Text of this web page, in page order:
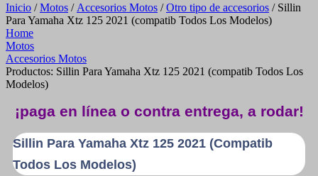
Inicio /Motos / Accesorios Motos /Otro tipo de accesorios / Sillin
Para Yamaha Xtz 125 2021 (compatib Todos Los Modelos)
Home
Motos
Accesorios Motos
Productos: Sillin Para Yamaha Xtz 125 2021 (compatib Todos Los
Modelos)
¡paga en línea o contra entrega, a rodar!
Sillin Para Yamaha Xtz 125 2021 (compatib
Todos Los Modelos)